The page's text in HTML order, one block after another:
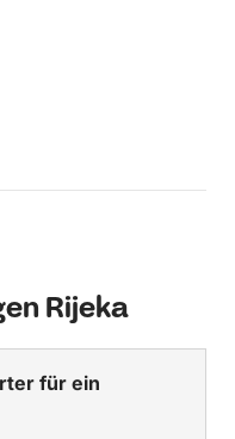
Rijeka
für ein